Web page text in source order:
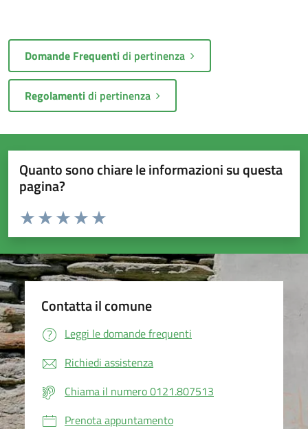
Domande Frequentidi pertinenza
Regolamentidi pertinenza
Quanto sono chiare le informazioni su questa
pagina?
Valuta da 1 a 5 stelle la pagina
Valuta 5 stelle su 5
Valuta 4 stelle su 5
Valuta 3 stelle su 5
Valuta 2 stelle su 5
Valuta 1 stelle su 5
Contatta il comune
Leggi le domande frequenti
Richiedi assistenza
Chiama il numero 0121.807513
Prenota appuntamento